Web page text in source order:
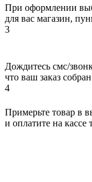
При оформлении
для вас магазин,
3
Дождитесь смс/
что ваш заказ собран
4
Примерьте товар в
и оплатите на кассе